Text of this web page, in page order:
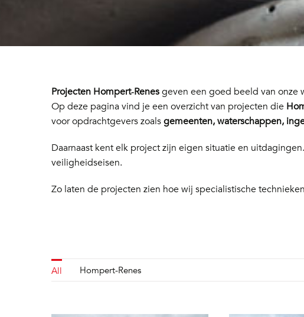
Projecten Hompert‑Renesgeven een goed beeld van onze
Op deze pagina vind je een overzicht van projecten die
voor opdrachtgevers zoalsgemeenten, waterschappen,
Daarnaast kent elk project zijn eigen situatie en
veiligheidseisen.
Zo laten de projecten zien hoe wij specialistische
All Hompert-Renes